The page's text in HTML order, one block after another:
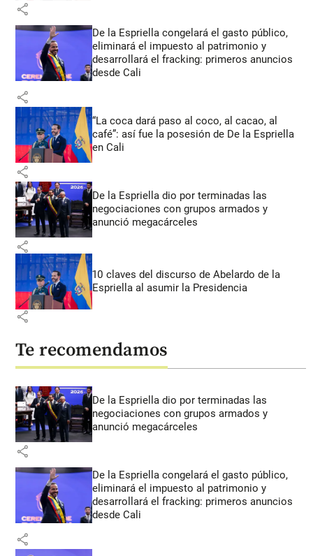
share
De la Espriella congelará el gasto público,
eliminará el impuesto al patrimonio y
desarrollará el fracking: primeros anuncios
desde Cali
share
“La coca dará paso al coco, al cacao, al
café”: así fue la posesión de De la Espriella
en Cali
share
De la Espriella dio por terminadas las
negociaciones con grupos armados y
anunció megacárceles
share
10 claves del discurso de Abelardo de la
Espriella al asumir la Presidencia
share
Te recomendamos
De la Espriella dio por terminadas las
negociaciones con grupos armados y
anunció megacárceles
share
De la Espriella congelará el gasto público,
eliminará el impuesto al patrimonio y
desarrollará el fracking: primeros anuncios
desde Cali
share